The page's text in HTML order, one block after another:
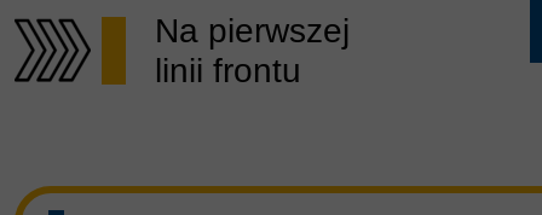
Na pierwszej
linii frontu